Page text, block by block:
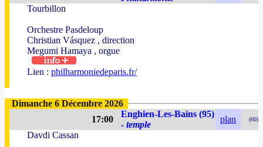
Tourbillon
Orchestre Pasdeloup
Christian Vásquez , direction
Megumi Hamaya , orgue
Lien : philharmoniedeparis.fr/
Dimanche 6 Décembre 2026
17:00
Enghien-Les-Bains (95)
- temple
plan (60)
Davdi Cassan